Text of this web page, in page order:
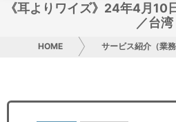
お問い合わせ
《耳よりワイズ》24年4月10
／台湾
HOME サービス紹介（業務